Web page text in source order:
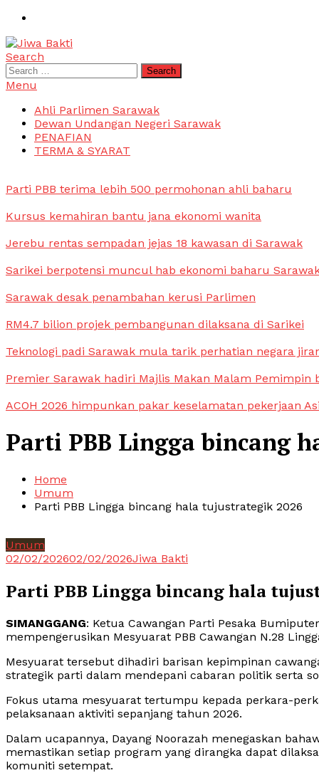
Skip
Content
Jiwa Bakti
Suara PBB Sarawak
Search
Search
for:
Menu
Ahli Parlimen Sarawak
Dewan Undangan Negeri Sarawak
PENAFIAN
TERMA & SYARAT
Parti PBB terima lebih 500 permohonan ahli baharu
Kursus kemahiran bantu jana ekonomi wanita
Jerebu rentas sempadan jejas 18 kawasan di Sarawak
Sarikei berpotensi muncul hab ekonomi baharu
Sarawak desak penambahan kerusi Parlimen
RM4.7 bilion projek pembangunan dilaksana di Sarikei
Teknologi padi Sarawak mula tarik perhatian negara
Premier Sarawak hadiri Majlis Makan Malam Pemimpin
ACOH 2026 himpunkan pakar keselamatan pekerjaan
Parti PBB Lingga bincang
Home
Umum
Parti PBB Lingga bincang hala tujustrategik 2026
Umum
02/02/202602/02/2026Jiwa Bakti
Parti PBB Lingga bincang hala
SIMANGGANG: Ketua Cawangan Parti Pesaka
mempengerusikan Mesyuarat PBB Cawangan N.28
Mesyuarat tersebut dihadiri barisan kepimpinan
strategik parti dalam mendepani cabaran politik serta
Fokus utama mesyuarat tertumpu kepada perkara-
pelaksanaan aktiviti sepanjang tahun 2026.
Dalam ucapannya, Dayang Noorazah menegaskan
memastikan setiap program yang dirangka dapat
komuniti setempat.